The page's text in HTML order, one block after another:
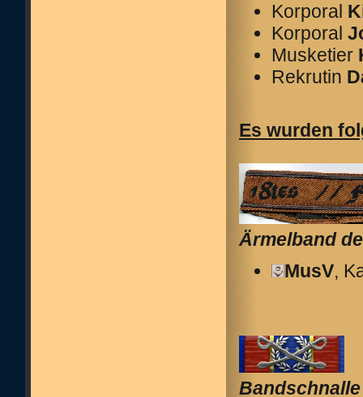
Korporal
Korporal
Musketier
Rekrutin
Es wurden
Ärmelband
MusV,